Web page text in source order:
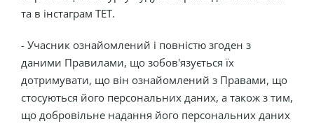
та в інстаграм ТЕТ.
- Учасник ознайомлений і повністю згоден з
даними Правилами, що зобов'язується їх
дотримувати, що він ознайомлений з Правами, що
стосуються його персональних даних, а також з тим,
що добровільне надання його персональних даних